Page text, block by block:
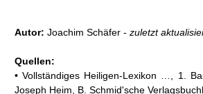
Autor: Joachim Schäfer - zuletzt
Quellen:
• Vollständiges Heiligen-Lexikon …, 1.
Joseph Heim, B. Schmid'sche